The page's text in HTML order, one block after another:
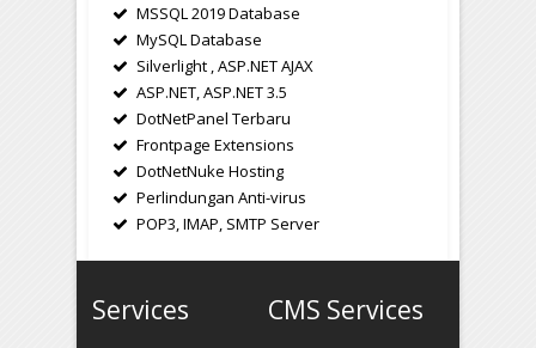
MSSQL 2019 Database
MySQL Database
Silverlight , ASP.NET AJAX
ASP.NET, ASP.NET 3.5
DotNetPanel Terbaru
Frontpage Extensions
DotNetNuke Hosting
Perlindungan Anti-virus
POP3, IMAP, SMTP Server
Services CMS Services